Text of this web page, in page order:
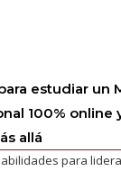
estudiar un
100% online
allá
para